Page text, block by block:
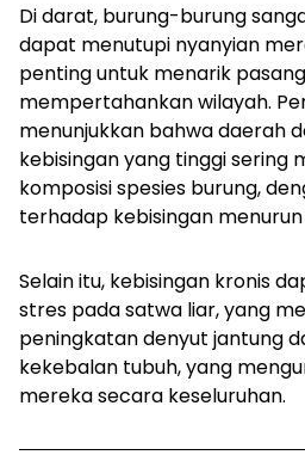
Di darat, burung-burung
dapat menutupi nyanyian
penting untuk menarik
mempertahankan wilayah.
menunjukkan bahwa daerah
kebisingan yang tinggi sering
komposisi spesies burung,
terhadap kebisingan
Selain itu, kebisingan kronis
stres pada satwa liar, yang
peningkatan denyut jantung
kekebalan tubuh, yang
mereka secara keseluruhan.